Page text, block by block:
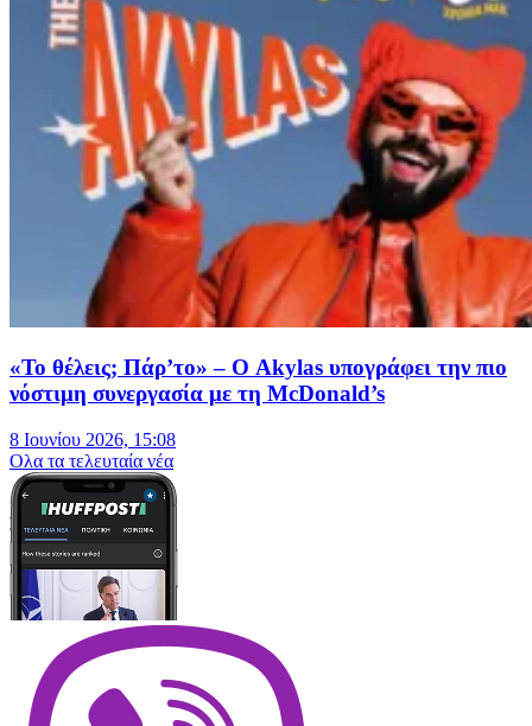
«Το θέλεις; Πάρ’το» – Ο Akylas υπογράφει την πιο
νόστιμη συνεργασία με τη McDonald’s
8 Ιουνίου 2026, 15:08
Oλα τα τελευταία νέα